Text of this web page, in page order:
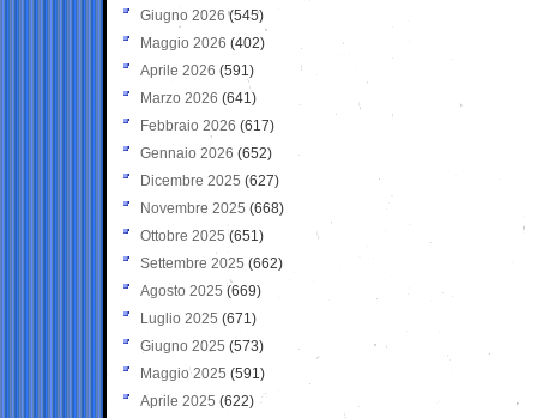
Giugno 2026 (545)
Maggio 2026 (402)
Aprile 2026 (591)
Marzo 2026 (641)
Febbraio 2026 (617)
Gennaio 2026 (652)
Dicembre 2025 (627)
Novembre 2025 (668)
Ottobre 2025 (651)
Settembre 2025 (662)
Agosto 2025 (669)
Luglio 2025 (671)
Giugno 2025 (573)
Maggio 2025 (591)
Aprile 2025 (622)